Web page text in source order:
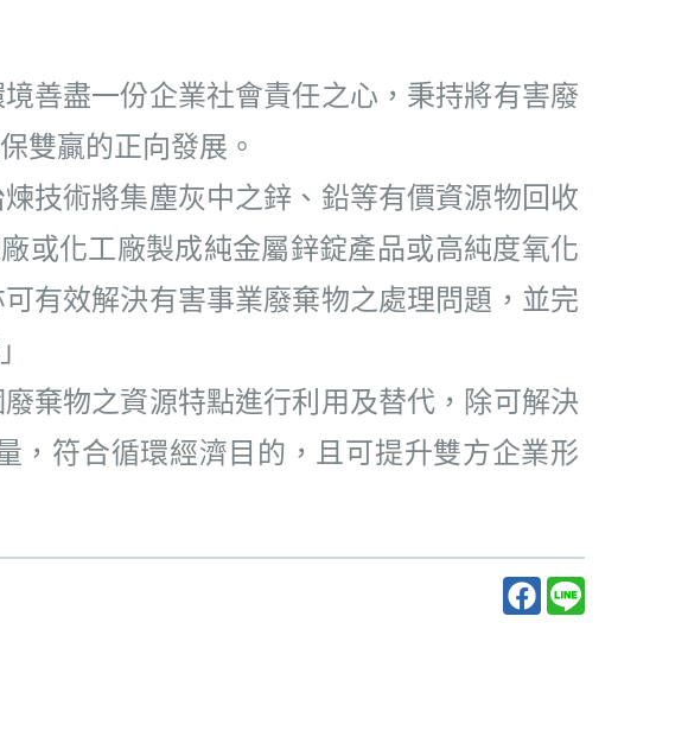
善盡一份企業社會責任之心，秉持將有害廢
雙贏的正向發展。
技術將集塵灰中之鋅、鉛等有價資源物回收
或化工廠製成純金屬鋅錠產品或高純度氧化
有效解決有害事業廢棄物之處理問題，並完
棄物之資源特點進行利用及替代，除可解決
，符合循環經濟目的，且可提升雙方企業形